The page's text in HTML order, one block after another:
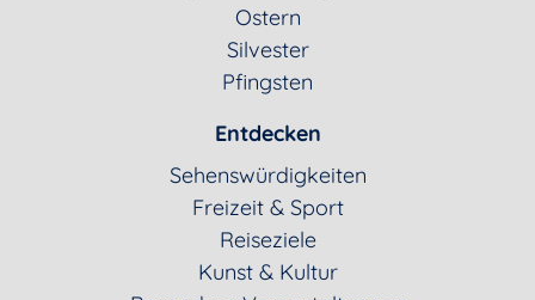
Ostern
Silvester
Pfingsten
Entdecken
Sehenswürdigkeiten
Freizeit & Sport
Reiseziele
Kunst & Kultur